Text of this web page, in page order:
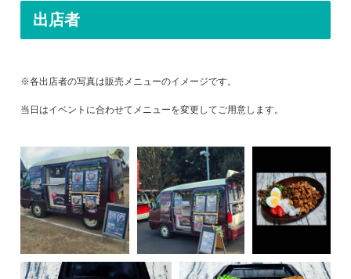
出店者
※各出店者の写真は販売メニューのイメージです。
当日はイベントに合わせてメニューを変更してご用意します。